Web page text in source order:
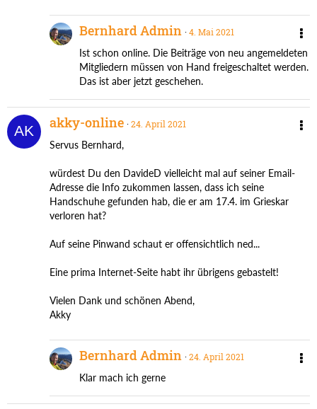
Bernhard Admin 4. Mai 2021
Ist schon online. Die Beiträge von neu angemeldeten
Mitgliedern müssen von Hand freigeschaltet werden.
Das ist aber jetzt geschehen.
akky-online 24. April 2021
Servus Bernhard,
würdest Du den DavideD vielleicht mal auf seiner Email-
Adresse die Info zukommen lassen, dass ich seine
Handschuhe gefunden hab, die er am 17.4. im Grieskar
verloren hat?
Auf seine Pinwand schaut er offensichtlich ned...
Eine prima Internet-Seite habt ihr übrigens gebastelt!
Vielen Dank und schönen Abend,
Akky
Bernhard Admin 24. April 2021
Klar mach ich gerne